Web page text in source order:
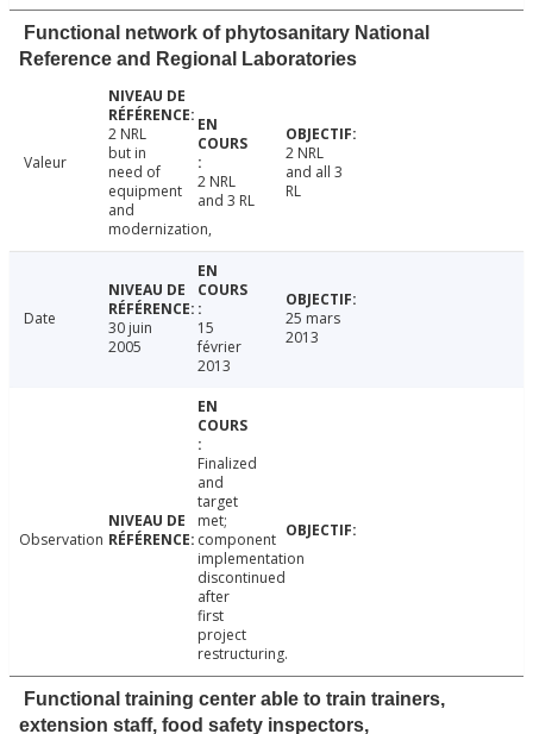
Functional network of phytosanitary National
Reference and Regional Laboratories
Valeur
2 NRL
but in
need of
equipment
and
modernization,
2 NRL
and 3 RL
2 NRL
and all 3
RL
Date
30 juin
2005
15
février
2013
25 mars
2013
Observation
Finalized
and
target
met;
component
implementation
discontinued
after
first
project
restructuring.
Functional training center able to train trainers,
extension staff, food safety inspectors,